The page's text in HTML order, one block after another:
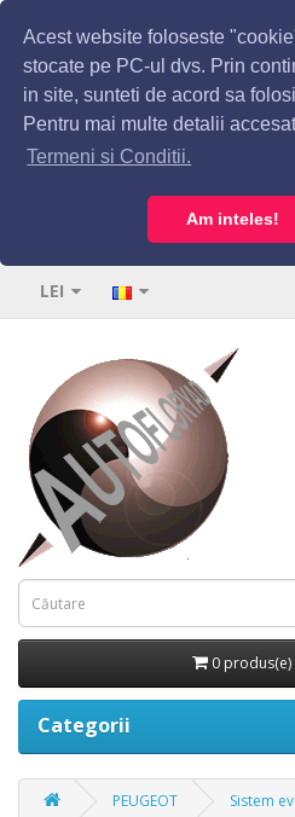
Acest website foloseste
stocate pe PC-ul dvs. Prin
in site, sunteti de acord sa
Pentru mai multe detalii
Termeni si Conditii.
Am inteles!
LEI
0 produs(e)
Categorii
PEUGEOT Sistem